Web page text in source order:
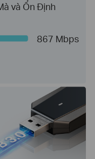
và Ổn Định
867 Mbps